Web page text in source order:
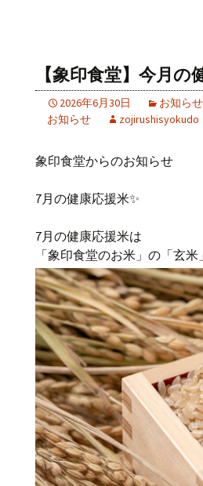
【象印食堂】今月の
2026年6月30日 お知らせ
お知らせ
zojirushisyokudo
象印食堂からのお知らせ
7月の健康応援米✨
7月の健康応援米は
「象印食堂のお米」の「玄米